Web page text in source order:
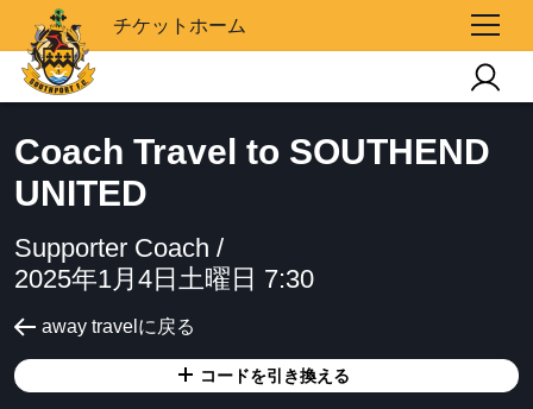
チケットホーム
Coach Travel to SOUTHEND
UNITED
Supporter Coach /
2025年1月4日土曜日 7:30
away travelに戻る
コードを引き換える